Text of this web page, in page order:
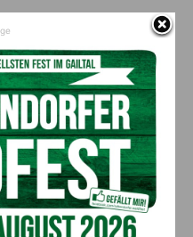
Nächster Artikel
Team Kärnten/Köfer:
Energiewende erfordert
schnellere
Genehmigungsverfahren
bleibt unersetzbar“ –